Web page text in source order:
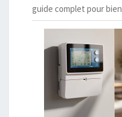
guide complet pour